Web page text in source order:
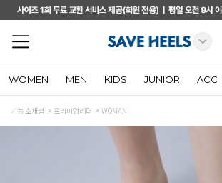
WOMEN MEN KIDS JUNIOR ACC
기능 소재별 프리미엄레더 WOMAN